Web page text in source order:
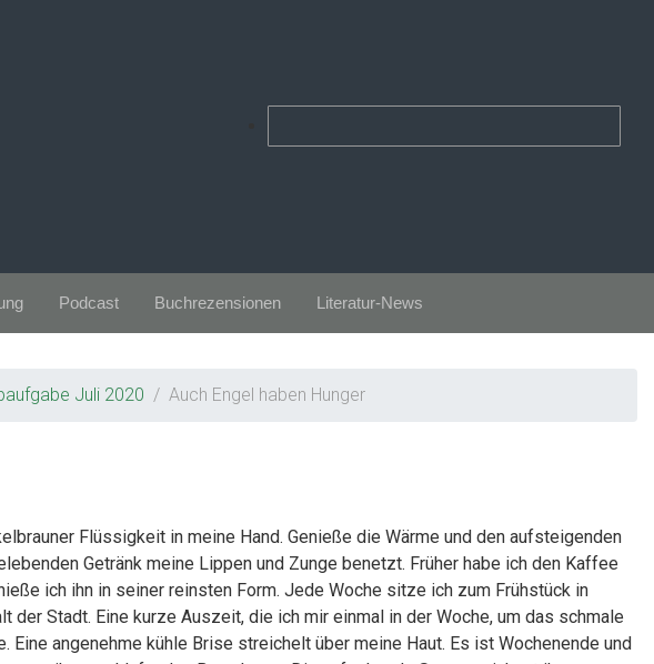
Podcast Buchrezensionen Literatur-News
Juli 2020 Auch Engel haben Hunger
Flüssigkeit in meine Hand. Genieße die Wärme und den aufsteigenden
Getränk meine Lippen und Zunge benetzt. Früher habe ich den Kaffee
ich ihn in seiner reinsten Form. Jede Woche sitze ich zum Frühstück in
der Stadt. Eine kurze Auszeit, die ich mir einmal in der Woche, um das schmale
Eine angenehme kühle Brise streichelt über meine Haut. Es ist Wochenende und